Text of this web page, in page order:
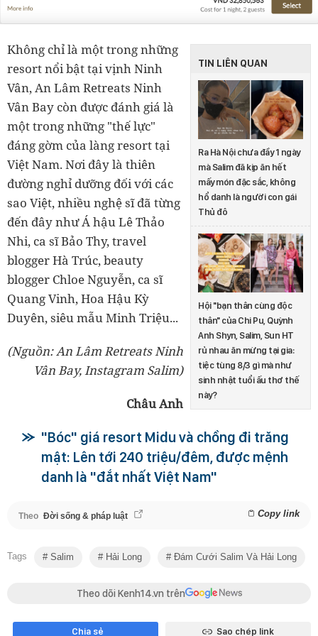
TIN LIÊN QUAN
Ra Hà Nội chưa đầy 1 ngày
mà Salim đã kịp ăn hết
mấy món đặc sắc, không
hổ danh là người con gái
Thủ đô
Hội "bạn thân cùng độc
thân" của Chi Pu, Quỳnh
Anh Shyn, Salim, Sun HT
rủ nhau ăn mừng tại gia:
tiệc tùng 8/3 gì mà như
sinh nhật tuổi ấu thơ thế
này?
Không chỉ là một trong những
resort nổi bật tại vịnh Ninh
Vân, An Lâm Retreats Ninh
Vân Bay còn được đánh giá là
một trong những "thế lực"
đáng gờm của làng resort tại
Việt Nam. Nơi đây là thiên
đường nghỉ dưỡng đối với các
sao Việt, nhiều nghệ sĩ đã từng
đến đây như Á hậu Lê Thảo
Nhi, ca sĩ Bảo Thy, travel
blogger Hà Trúc, beauty
blogger Chloe Nguyễn, ca sĩ
Quang Vinh, Hoa Hậu Kỳ
Duyên, siêu mẫu Minh Triệu...
(Nguồn: An Lâm Retreats Ninh
Vân Bay, Instagram Salim)
Châu Anh
"Bóc" giá resort Midu và chồng đi trăng
mật: Lên tới 240 triệu/đêm, được mệnh
danh là "đắt nhất Việt Nam"
Theo Đời sống & pháp luật Copy link
Tags Salim Hải Long Đám Cưới Salim Và Hải Long
Theo dõi Kenh14.vn trên
Chia sẻ Sao chép link